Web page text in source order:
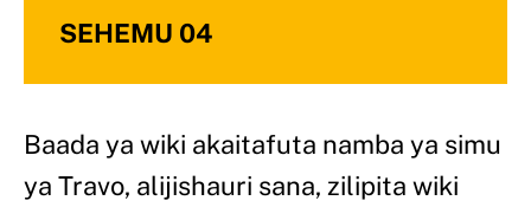
SEHEMU 04
Baada ya wiki akaitafuta namba ya simu
ya Travo, alijishauri sana, zilipita wiki